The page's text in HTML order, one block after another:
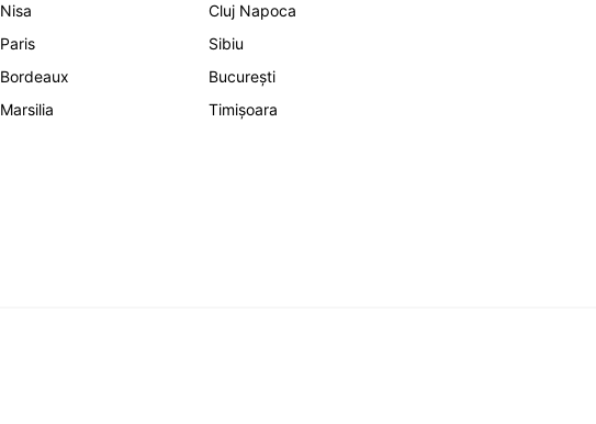
Nisa
Paris
Bordeaux
Marsilia
Cluj Napoca
Sibiu
București
Timișoara